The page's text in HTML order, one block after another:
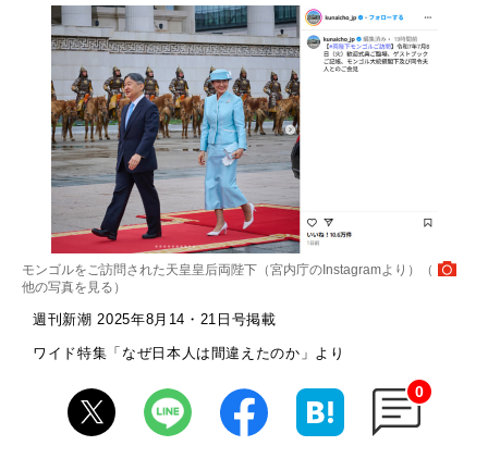
モンゴルをご訪問された天皇皇后両陛下（宮内庁のInstagramより）（
他の写真を見る ）
週刊新潮 2025年8月14・21日号掲載
ワイド特集「なぜ日本人は間違えたのか」より
0